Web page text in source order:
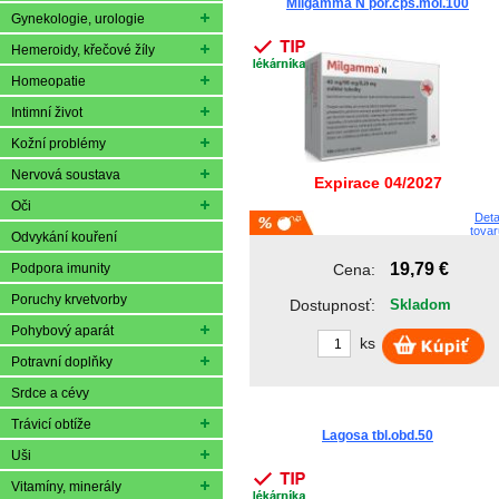
Adamed Czech ...
ADITIVA CZ
Advance Nutra...
ADVANCE/HK e-...
Aflofarm Farm...
AGETIS
AGROBAC
ALCON
ALFA VITA
ALIUD
ALLERGAN
Allnature, s....
Milgamma N por.cps.mol.100
Expirace 04/2027
Cena: 19,79 €
Dostupnosť: Skladom
ks
Lagosa tbl.obd.50
Gynekologie, urologie
Hemeroidy, křečové žíly
Homeopatie
Intimní život
Kožní problémy
Nervová soustava
Oči
Odvykání kouření
Podpora imunity
Poruchy krvetvorby
Pohybový aparát
Potravní doplňky
Srdce a cévy
Trávicí obtíže
Uši
Vitamíny, minerály